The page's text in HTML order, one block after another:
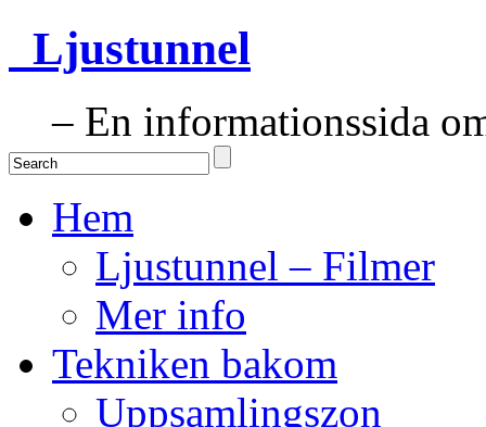
Ljustunnel
– En informationssida
Hem
Ljustunnel – Filmer
Mer info
Tekniken bakom
Uppsamlingszon